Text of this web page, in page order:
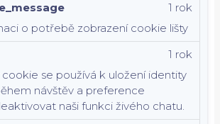
o potřebě zobrazení cookie lišty
1 rok
se používá k uložení identity
návštěv a preference
naši funkci živého chatu.
1 rok